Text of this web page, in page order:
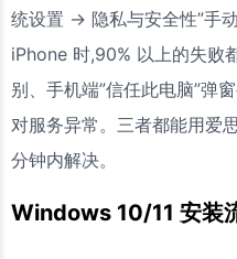
统设置 → 隐私与安全性”手
iPhone 时,90% 以上的失败
别、手机端”信任此电脑”弹
对服务异常。三者都能用爱
分钟内解决。
Windows 10/11 安装